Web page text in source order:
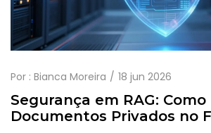
Por : Bianca Moreira 18 jun 2026
Segurança em RAG:
Documentos Privados no